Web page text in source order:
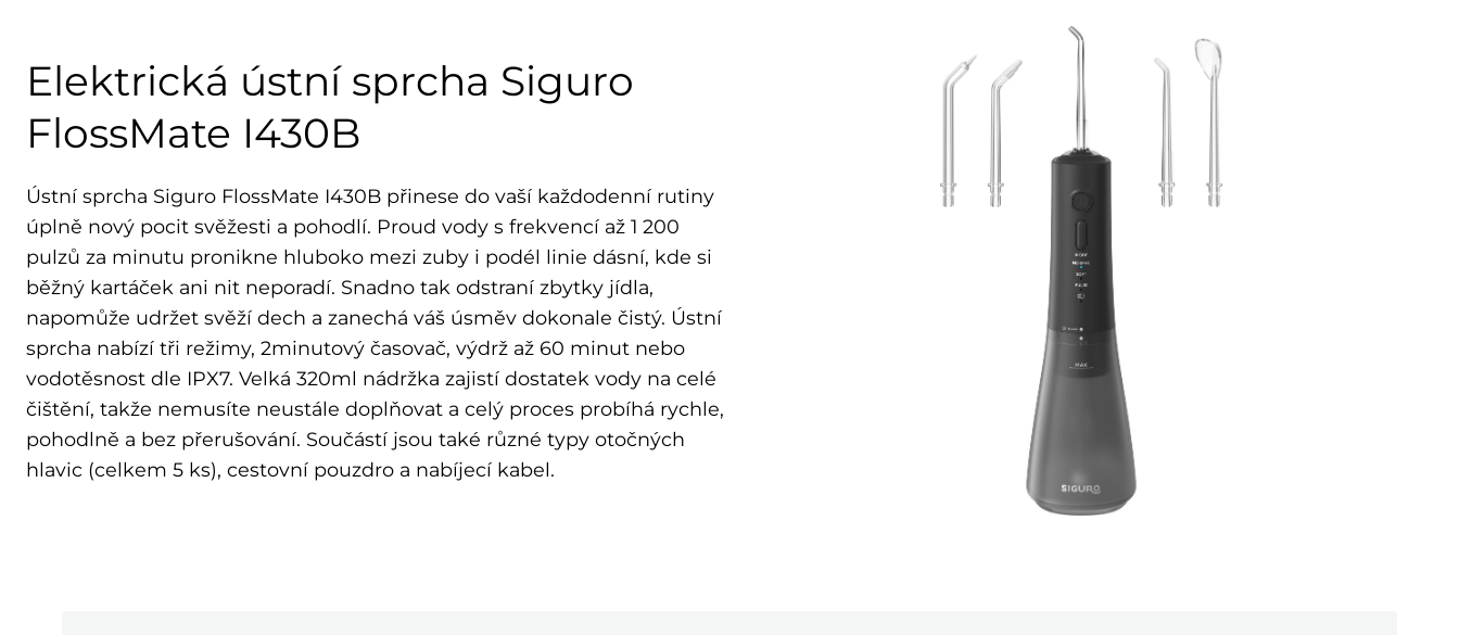
Elektrická ústní sprcha Siguro
FlossMate I430B
Ústní sprcha Siguro FlossMate I430B přinese do vaší každodenní rutiny
úplně nový pocit svěžesti a pohodlí. Proud vody s frekvencí až 1 200
pulzů za minutu pronikne hluboko mezi zuby i podél linie dásní, kde si
běžný kartáček ani nit neporadí. Snadno tak odstraní zbytky jídla,
napomůže udržet svěží dech a zanechá váš úsměv dokonale čistý. Ústní
sprcha nabízí tři režimy, 2minutový časovač, výdrž až 60 minut nebo
vodotěsnost dle IPX7. Velká 320ml nádržka zajistí dostatek vody na celé
čištění, takže nemusíte neustále doplňovat a celý proces probíhá rychle,
pohodlně a bez přerušování. Součástí jsou také různé typy otočných
hlavic (celkem 5 ks), cestovní pouzdro a nabíjecí kabel.